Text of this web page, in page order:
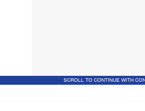
SCROLL TO CONTINUE WITH